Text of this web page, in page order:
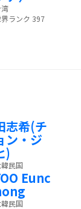
ランク 397
志希(チ
ン・ジ
)
民国
Eunc
民国